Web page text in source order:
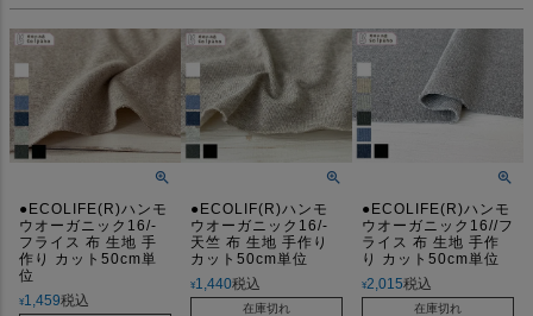
●ECOLIFE(R)ハンモ
ウオーガニック16/-
フライス 布 生地 手
作り カット50cm単
位
¥1,459税込
●ECOLIF(R)ハンモ
ウオーガニック16/-
天竺 布 生地 手作り
カット50cm単位
¥1,440税込
在庫切れ
●ECOLIFE(R)ハンモ
ウオーガニック16//フ
ライス 布 生地 手作
り カット50cm単位
¥2,015税込
在庫切れ